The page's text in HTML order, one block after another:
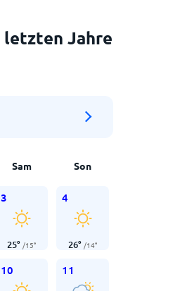
Jahre
Sam Son
3
25° /15°
4
26° /14°
10 11